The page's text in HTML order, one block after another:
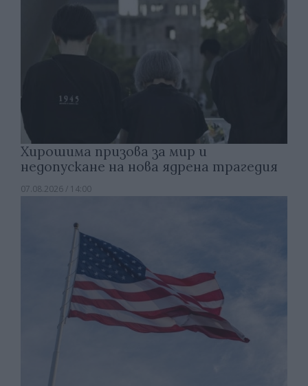
Хирошима призова за мир и
недопускане на нова ядрена трагедия
07.08.2026 / 14:00